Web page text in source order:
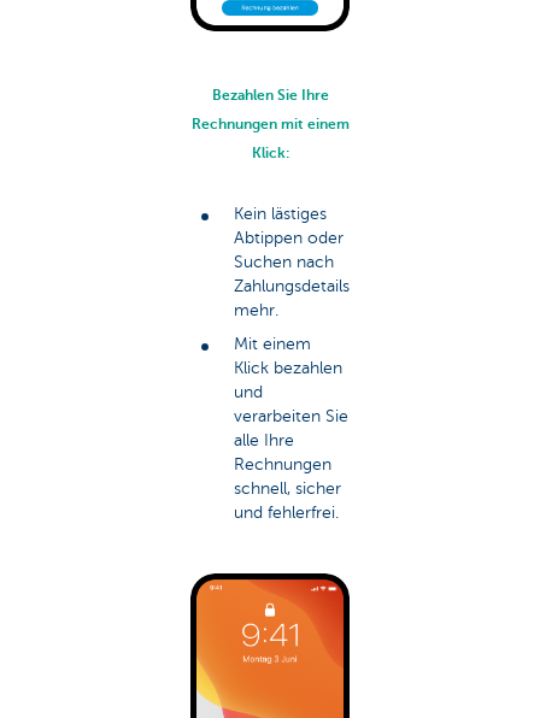
Bezahlen Sie Ihre
Rechnungen mit einem
Klick:
Kein lästiges
Abtippen oder
Suchen nach
Zahlungsdetails
mehr.
Mit einem
Klick bezahlen
und
verarbeiten Sie
alle Ihre
Rechnungen
schnell, sicher
und fehlerfrei.